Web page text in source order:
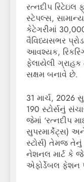
રત્નદીપ
સ્ટેપલ્સ,
કેટેગરીમાં
વૈવિધ્યસભર
આવશ્યક,
ફેલાયેલી ગ્રાહક
સક્ષમ બનાવે છે.
31 માર્ચ, 2026
190 સ્ટોર્સનું
જેમાં ‘રત્નદીપ
સુપરમાર્કેટ્સ)
સ્ટોર્સ) તેમજ તેનું
નેશનલ માર્ટ કે
એફોર્ડેબલ ફેશન